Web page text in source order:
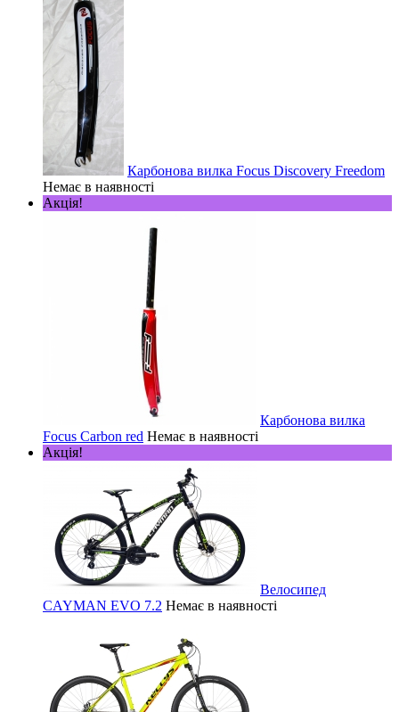
Карбонова вилка Focus Discovery Freedom
Немає в наявності
Акція!
Карбонова вилка
Focus Carbon red Немає в наявності
Акція!
Велосипед
CAYMAN EVO 7.2 Немає в наявності